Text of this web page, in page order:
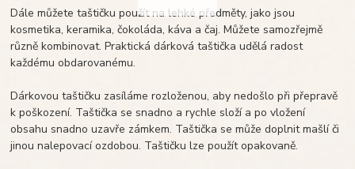
Dále můžete taštičku použít na lehké předměty, jako jsou
kosmetika, keramika, čokoláda, káva a čaj. Můžete samozřejmě
různě kombinovat. Praktická dárková taštička udělá radost
každému obdarovanému.
Dárkovou taštičku zasíláme rozloženou, aby nedošlo při přepravě
k poškození. Taštička se snadno a rychle složí a po vložení
obsahu snadno uzavře zámkem. Taštička se může doplnit mašlí či
jinou nalepovací ozdobou. Taštičku lze použít opakovaně.